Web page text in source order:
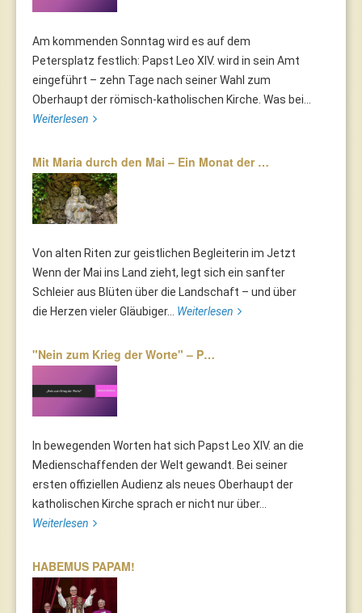
Am kommenden Sonntag wird es auf dem
Petersplatz festlich: Papst Leo XIV. wird in sein Amt
eingeführt – zehn Tage nach seiner Wahl zum
Oberhaupt der römisch-katholischen Kirche. Was bei...
Weiterlesen
Mit Maria durch den Mai – Ein Monat der …
Von alten Riten zur geistlichen Begleiterin im Jetzt
Wenn der Mai ins Land zieht, legt sich ein sanfter
Schleier aus Blüten über die Landschaft – und über
die Herzen vieler Gläubiger... Weiterlesen
"Nein zum Krieg der Worte" – P…
In bewegenden Worten hat sich Papst Leo XIV. an die
Medienschaffenden der Welt gewandt. Bei seiner
ersten offiziellen Audienz als neues Oberhaupt der
katholischen Kirche sprach er nicht nur über...
Weiterlesen
HABEMUS PAPAM!